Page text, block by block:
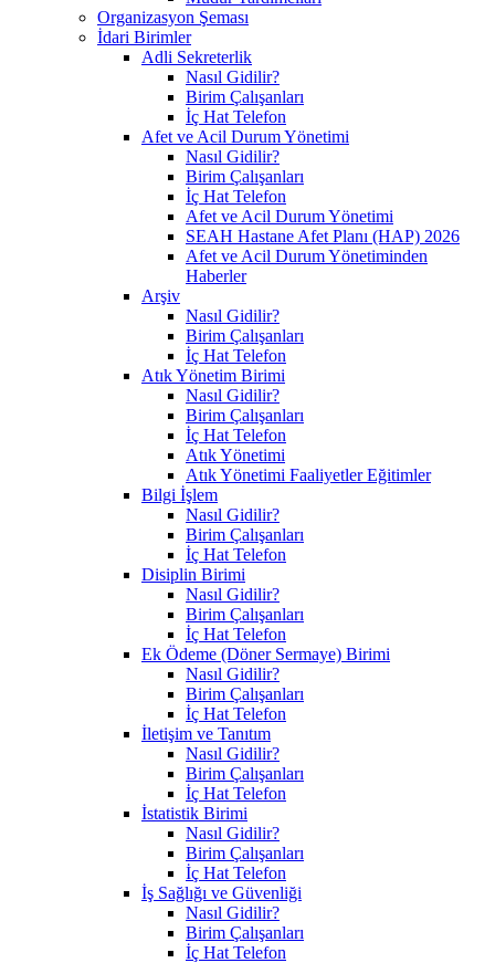
Organizasyon Şeması
İdari Birimler
Adli Sekreterlik
Nasıl Gidilir?
Birim Çalışanları
İç Hat Telefon
Afet ve Acil Durum Yönetimi
Nasıl Gidilir?
Birim Çalışanları
İç Hat Telefon
Afet ve Acil Durum Yönetimi
SEAH Hastane Afet Planı (HAP) 2026
Afet ve Acil Durum Yönetiminden
Haberler
Arşiv
Nasıl Gidilir?
Birim Çalışanları
İç Hat Telefon
Atık Yönetim Birimi
Nasıl Gidilir?
Birim Çalışanları
İç Hat Telefon
Atık Yönetimi
Atık Yönetimi Faaliyetler Eğitimler
Bilgi İşlem
Nasıl Gidilir?
Birim Çalışanları
İç Hat Telefon
Disiplin Birimi
Nasıl Gidilir?
Birim Çalışanları
İç Hat Telefon
Ek Ödeme (Döner Sermaye) Birimi
Nasıl Gidilir?
Birim Çalışanları
İç Hat Telefon
İletişim ve Tanıtım
Nasıl Gidilir?
Birim Çalışanları
İç Hat Telefon
İstatistik Birimi
Nasıl Gidilir?
Birim Çalışanları
İç Hat Telefon
İş Sağlığı ve Güvenliği
Nasıl Gidilir?
Birim Çalışanları
İç Hat Telefon